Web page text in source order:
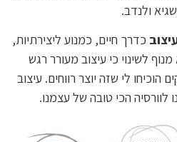
ולנדב.
כדרך חיים, כמנוע ליצירתיות,
לשינוי כי עיצוב מעורר רגש
הוכיחו לי שזה יוצר רווחים. עיצוב
לוורסיה הכי טובה של עצמנו.